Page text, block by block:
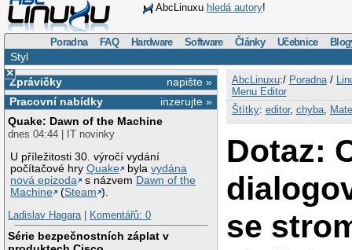
AbcLinuxu hledá autory!
Poradna FAQ Hardware Software Články Učebnice
Styl
×
napište »
Zprávičky
inzerujte »
Pracovní nabídky
Quake: Dawn of the Machine
dnes 04:44 | IT novinky
U příležitosti 30. výročí vydání
počítačové hryQuake bylavydána
nová epizoda
s názvem Dawn of the
Machine
(Steam ).
Ladislav Hagara| Komentářů: 0
Série bezpečnostních záplat v
AbcLinuxu:/ Poradna/
Menu Editor
Štítky: editor, chyba, Mate
Dotaz:
se